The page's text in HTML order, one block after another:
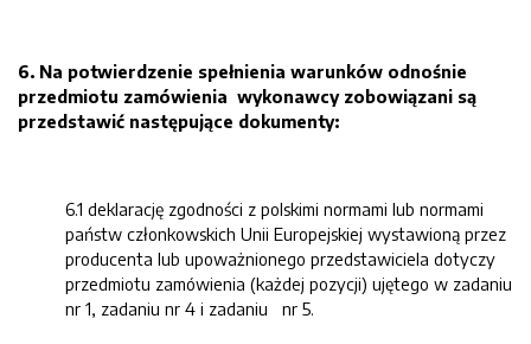
6. Na potwierdzenie spełnienia warunków odnośnie
przedmiotu zamówienia wykonawcy zobowiązani są
przedstawić następujące dokumenty:
6.1 deklarację zgodności z polskimi normami lub normami
państw członkowskich Unii Europejskiej wystawioną przez
producenta lub upoważnionego przedstawiciela dotyczy
przedmiotu zamówienia (każdej pozycji) ujętego w zadaniu
nr 1, zadaniu nr 4 i zadaniu nr 5.